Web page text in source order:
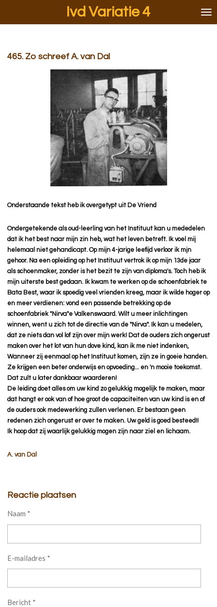
hoofdinhoud
Ivd Variatie 4
465. Zo schreef A. van Dal
Onderstaande tekst heb ik overgetypt uit De Vriend
Ondergetekende als oud-leerling van het Instituut kan u mededelen
dat ik het best naar mijn zin heb, wat het leven betreft. Ik voel mij
helemaal niet gehandicapt. Op mijn 4-jarige leefijd verloor ik mjn
gehoor. Na een opleiding op het Instituut vertrok ik op mijn 13de jaar
als schoenmaker, zonder is het bezit te zijn van diploma's. Toch heb ik
mijn uiterste best gedaan. Ik kwam te werken op de schoenfabriek te
Bata Best, waar ik spoedig veel vrienden kreeg, maar ik wilde hoger op
en meer verdienen: vond een passende betrekking op de
schoenfabriek "Nirva"e Valkenswaard. Wilt u meer inlichtingen
winnen, went u zich tot de directie van de "Nirva". Ik kan u medelen,
dat ze niets dan vol lof zijn over mijn werk! Dat de ouders zich ongerust
maken over het lot van hun dove kind, kan ik me niet indenken,
Wanneer zij eenmaal op het Instituut komen, zijn ze in goeie handen.
Ze krijgen een beter onderwijs en opvoeding... en 'n mooie toekomst.
Dat zult u later dankbaar waarderen!
De leiding doet alles om uw kind zo gelukkig mogelijk te maken, maar
dat hangt er ook van of hoe groot de capaciteiten van uw kind is en of
de ouders ook medewerking zullen verlenen. Er bestaan geen
redenen zich ongerust er over te maken. Uw geld is goed besteed!!
Ik hoop dat zij waarlijk gelukkig mogen zijn naar ziel en lichaam.
A. van Dal
Reactie plaatsen
Naam *
E-mailadres *
Bericht *